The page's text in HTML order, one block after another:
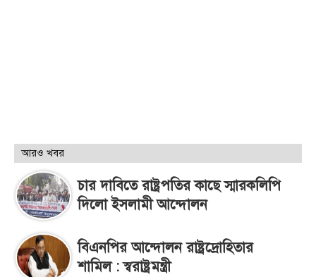
আরও খবর
চার দাবিতে রাষ্ট্রপতির কাছে স্মারকলিপি
দিলো ইসলামী আন্দোলন
বিএনপির আন্দোলন রাষ্ট্রদ্রোহিতার
শামিল : স্বরাষ্ট্রমন্ত্রী